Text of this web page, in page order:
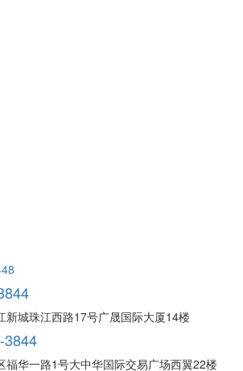
新城珠江西路17号广晟国际大厦14楼
3844
福华一路1号大中华国际交易广场西翼22楼